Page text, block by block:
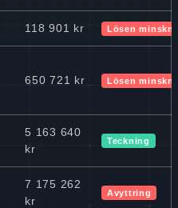
118 901 kr Lösen
650 721 kr Lösen
5 163 640
kr
Teckning
7 175 262
kr
Avyttring